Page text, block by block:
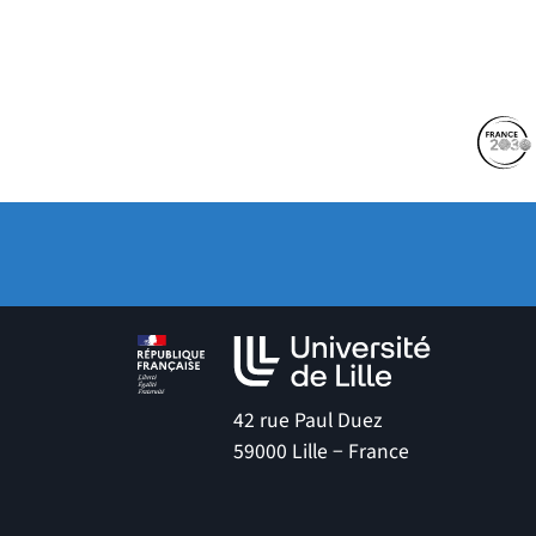
Suivez-nous sur les
42 rue Paul Duez
59000 Lille − France